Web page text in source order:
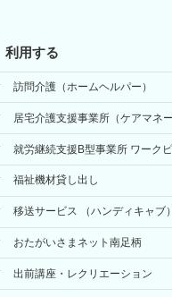
利用する
訪問介護（ホームヘルパー）
居宅介護支援事業所（ケアマネー
就労継続支援B型事業所 ワーク
福祉機材貸し出し
移送サービス （ハンディキャブ）
おたがいさまネット南足柄
出前講座・レクリエーション